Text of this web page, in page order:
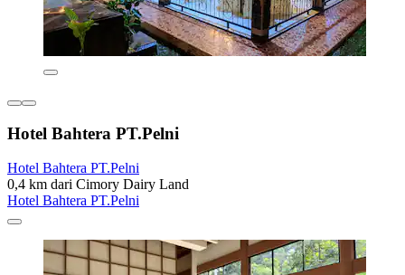
Hotel Bahtera PT.Pelni
Hotel Bahtera PT.Pelni
0,4 km dari Cimory Dairy Land
Hotel Bahtera PT.Pelni